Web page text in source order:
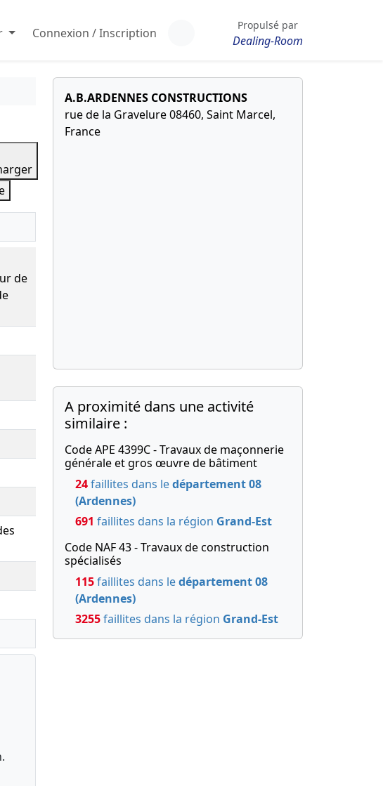
Connexion / Inscription
Propulsé par
Dealing-Room
de
A.B.ARDENNES CONSTRUCTIONS
rue de la Gravelure 08460, Saint Marcel,
France
A proximité dans une activité
similaire :
Code APE 4399C - Travaux de maçonnerie
générale et gros œuvre de bâtiment
24faillites dans ledépartement 08
(Ardennes)
691 faillites dans la région Grand-Est
Code NAF 43 - Travaux de construction
spécialisés
115faillites dans ledépartement 08
(Ardennes)
3255faillites dans la région Grand-Est